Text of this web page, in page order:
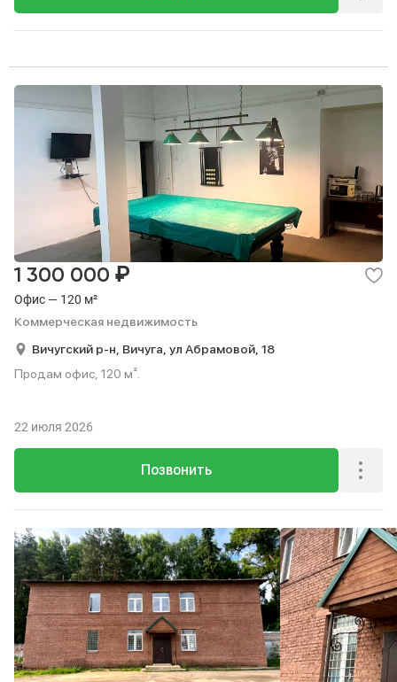
Офис — 120 м²
Коммерческая недвижимость
1 300 000 ₽
Вичугский р-н, Вичуга, ул Абрамовой, 18
Продам офис, 120 м².
Позвонить
22 июля 2026